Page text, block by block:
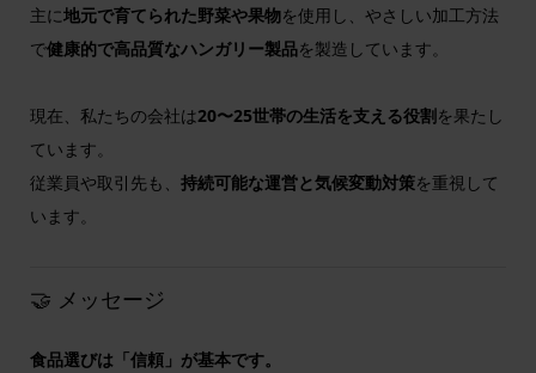
主に地元で育てられた野菜や果物を使用し、やさしい加工方法
で健康的で高品質なハンガリー製品を製造しています。
現在、私たちの会社は20〜25世帯の生活を支える役割を果たし
ています。
従業員や取引先も、 持続可能な運営と気候変動対策を重視して
います。
🤝 メッセージ
食品選びは「信頼」が基本です。